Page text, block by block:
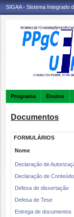
SIGAA - Sistema Integrado
Programa Ensino
Documentos
FORMULÁRIOS
Nome
Declaração de
Declaração de
Defesa de dissertação
Defesa de Tese
Entrega de documentos